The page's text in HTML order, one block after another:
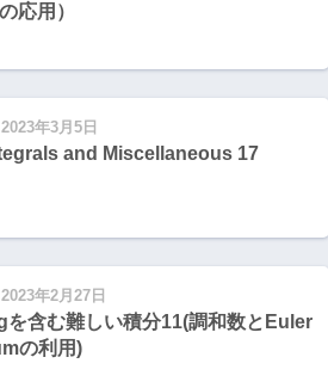
応用）
2023年3月5日
and Miscellaneous 17
2023年2月27日
を含む難しい積分11(調和数とEuler
の利用)